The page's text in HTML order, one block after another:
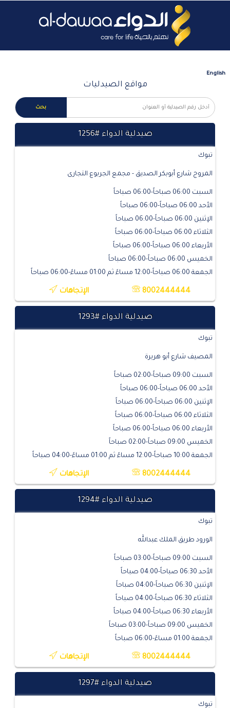
English
مواقع الصيدليات
صيدلية الدواء #1256
تبوك
المروج شارع أبوبكر الصديق - مجمع الجربوع التجارى
السبت 06:00 صباحاً-06:00 صباحاً
الأحد 06:00 صباحاً-06:00 صباحاً
الإثنين 06:00 صباحاً-06:00 صباحاً
الثلاثاء 06:00 صباحاً-06:00 صباحاً
الأربعاء 06:00 صباحاً-06:00 صباحاً
الخميس 06:00 صباحاً-06:00 صباحاً
الجمعة 06:00 صباحاً-12:00 مساءً ثم 01:00 مساءً-06:00 صباحاً
8002444444 الإتجاهات
صيدلية الدواء #1293
تبوك
المصيف شارع أبو هريرة
السبت 09:00 صباحاً-02:00 صباحاً
الأحد 06:00 صباحاً-06:00 صباحاً
الإثنين 06:00 صباحاً-06:00 صباحاً
الثلاثاء 06:00 صباحاً-06:00 صباحاً
الأربعاء 06:00 صباحاً-06:00 صباحاً
الخميس 09:00 صباحاً-02:00 صباحاً
الجمعة 10:00 صباحاً-12:00 مساءً ثم 01:00 مساءً-04:00 صباحاً
8002444444 الإتجاهات
صيدلية الدواء #1294
تبوك
الورود طريق الملك عبدالله
السبت 09:00 صباحاً-03:00 صباحاً
الأحد 06:30 صباحاً-04:00 صباحاً
الإثنين 06:30 صباحاً-04:00 صباحاً
الثلاثاء 06:30 صباحاً-04:00 صباحاً
الأربعاء 06:30 صباحاً-04:00 صباحاً
الخميس 09:00 صباحاً-03:00 صباحاً
الجمعة 01:00 مساءً-06:00 صباحاً
8002444444 الإتجاهات
صيدلية الدواء #1297
تبوك